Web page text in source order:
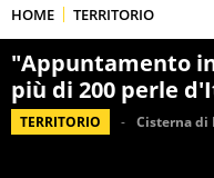
HOME TERRITORIO
"Appuntamento
più di 200 perle
TERRITORIO Cisterna di